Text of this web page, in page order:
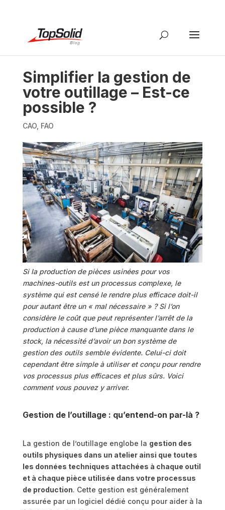
Simplifier la gestion de
votre outillage – Est-ce
possible ?
CAO, FAO
Si la production de pièces usinées pour vos
machines-outils est un processus complexe, le
système qui est censé le rendre plus efficace doit-il
pour autant être un « mal nécessaire » ? Si l’on
considère le coût que peut représenter l’arrêt de la
production à cause d’une pièce manquante dans le
stock, la nécessité d’avoir un bon système de
gestion des outils semble évidente. Celui-ci doit
cependant être simple à utiliser et conçu pour rendre
vos processus plus efficaces et plus sûrs. Voici
comment vous pouvez y arriver.
Gestion de l’outillage : qu’entend-on par-là ?
La gestion de l’outillage englobe la gestion des
outils physiques dans un atelier ainsi que toutes
les données techniques attachées à chaque outil
et à chaque pièce utilisée dans votre processus
de production. Cette gestion est généralement
assurée par un logiciel dédié conçu pour aider à la